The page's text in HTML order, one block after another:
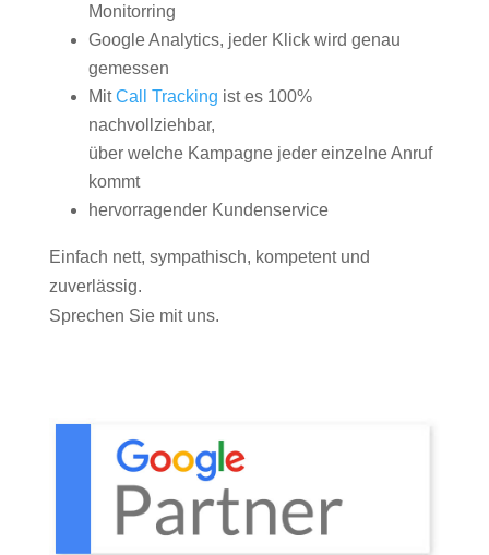
Monitorring
Google Analytics, jeder Klick wird genau
gemessen
MitCall Tracking ist es 100%
nachvollziehbar,
über welche Kampagne jeder einzelne Anruf
kommt
hervorragender Kundenservice
Einfach nett, sympathisch, kompetent und
zuverlässig.
Sprechen Sie mit uns.